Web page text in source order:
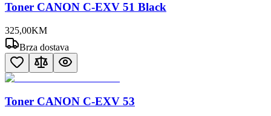
Toner CANON C-EXV 51 Black
325,00KM
Brza dostava
Toner CANON C-EXV 53